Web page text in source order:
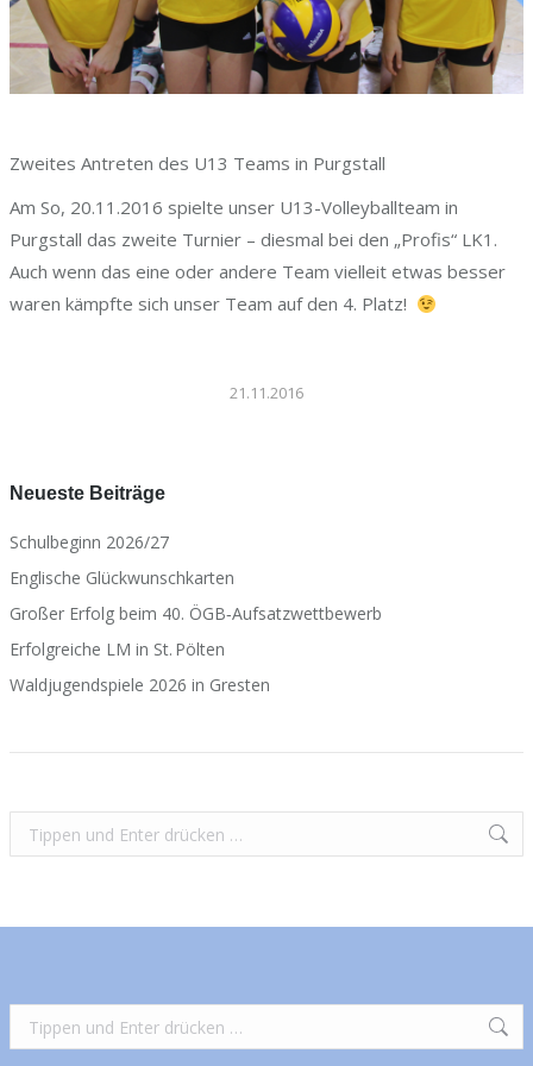
Zweites Antreten des U13 Teams in Purgstall
Am So, 20.11.2016 spielte unser U13-Volleyballteam in
Purgstall das zweite Turnier – diesmal bei den „Profis“ LK1.
Auch wenn das eine oder andere Team vielleit etwas besser
waren kämpfte sich unser Team auf den 4. Platz!
21.11.2016
Neueste Beiträge
Schulbeginn 2026/27
Englische Glückwunschkarten
Großer Erfolg beim 40. ÖGB‑Aufsatzwettbewerb
Erfolgreiche LM in St. Pölten
Waldjugendspiele 2026 in Gresten
Search:
Search: